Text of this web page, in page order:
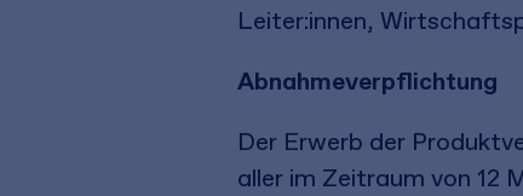
Leiter:innen,
Abnahmeverpflichtung
Der Erwerb der
aller im Zeitraum von 12